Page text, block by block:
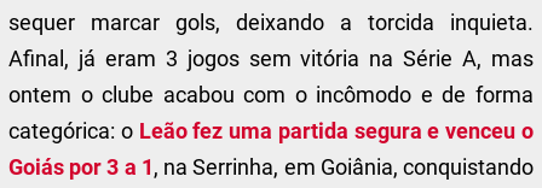
sequer marcar gols, deixando a torcida inquieta.
Afinal, já eram 3 jogos sem vitória na Série A, mas
ontem o clube acabou com o incômodo e de forma
categórica: o Leão fez uma partida segura e venceu o
Goiás por 3 a 1 , na Serrinha, em Goiânia, conquistando